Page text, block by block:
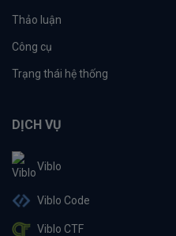
Thảo luận
Công cụ
Trạng thái hệ thống
DỊCH VỤ
Viblo
Viblo Code
Viblo CTF